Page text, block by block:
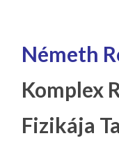
Németh
Komplex
Fizikája